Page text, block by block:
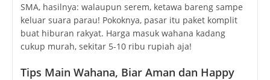
SMA, hasilnya: walaupun serem, ketawa bareng sampe
keluar suara parau! Pokoknya, pasar itu paket komplit
buat hiburan rakyat. Harga masuk wahana kadang
cukup murah, sekitar 5-10 ribu rupiah aja!
Tips Main Wahana, Biar Aman dan Happy